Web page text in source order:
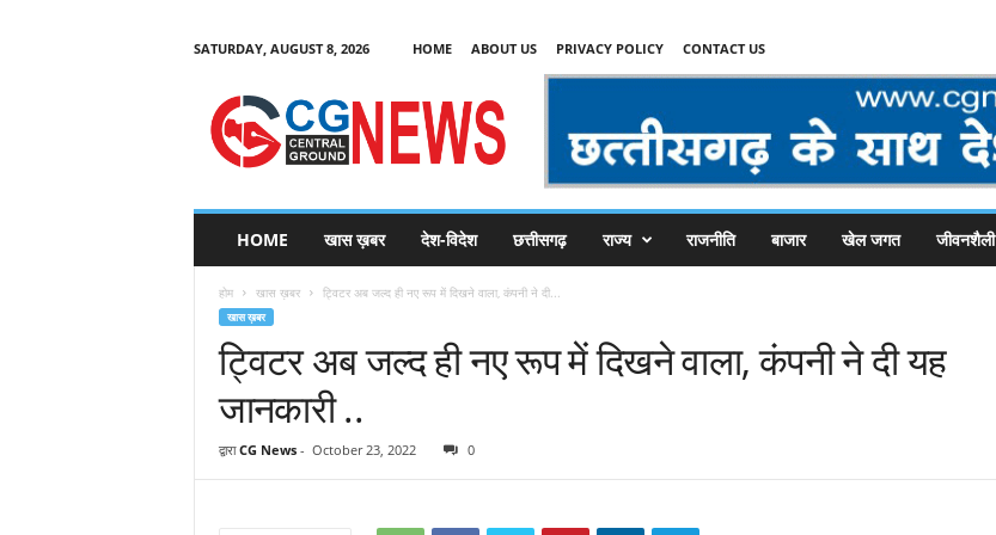
SATURDAY, AUGUST 8, 2026 HOME ABOUT US PRIVACY POLICY CONTACT US
C
HOME खास ख़बर देश-विदेश छत्तीसगढ़ राज्य राजनीति बाजार खेल जगत जीवनशैली
होम खास ख़बर ट्विटर अब जल्द ही नए रूप में दिखने वाला, कंपनी ने दी...
खास ख़बर
ट्विटर अब जल्द ही नए रूप में दिखने वाला, कंपनी ने दी यह
जानकारी ..
द्वारा CG News- October 23, 2022 0